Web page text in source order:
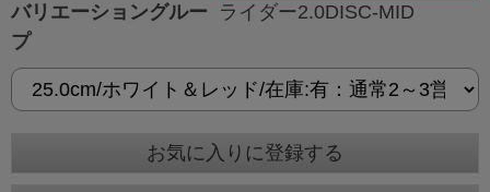
バリエーショングルー
プ
ライダー2.0DISC-MID
お気に入りに登録する